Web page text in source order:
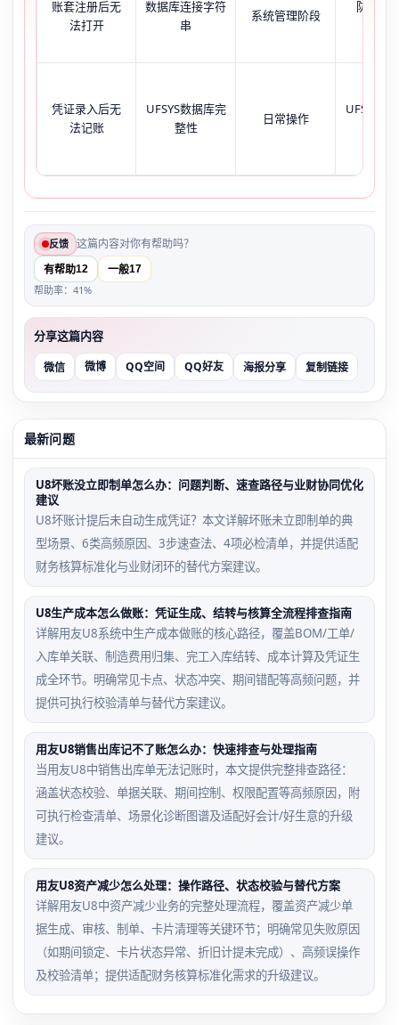
账套注册后无
法打开
数据库连接字符
串
系统管理阶段
防火墙
凭证录入后无
法记账
UFSYS数据库完
整性
日常操作
UFSYS库
反馈 这篇内容对你有帮助吗？
有帮助12 一般17
帮助率：41%
分享这篇内容
微信 微博 QQ空间 QQ好友 海报分享 复制链接
最新问题
U8坏账没立即制单怎么办：问题判断、速查路径与业财协同优化
建议
U8坏账计提后未自动生成凭证？本文详解坏账未立即制单的典
型场景、6类高频原因、3步速查法、4项必检清单，并提供适配
财务核算标准化与业财闭环的替代方案建议。
U8生产成本怎么做账：凭证生成、结转与核算全流程排查指南
详解用友U8系统中生产成本做账的核心路径，覆盖BOM/工单/
入库单关联、制造费用归集、完工入库结转、成本计算及凭证生
成全环节。明确常见卡点、状态冲突、期间错配等高频问题，并
提供可执行校验清单与替代方案建议。
用友U8销售出库记不了账怎么办：快速排查与处理指南
当用友U8中销售出库单无法记账时，本文提供完整排查路径：
涵盖状态校验、单据关联、期间控制、权限配置等高频原因，附
可执行检查清单、场景化诊断图谱及适配好会计/好生意的升级
建议。
用友U8资产减少怎么处理：操作路径、状态校验与替代方案
详解用友U8中资产减少业务的完整处理流程，覆盖资产减少单
据生成、审核、制单、卡片清理等关键环节；明确常见失败原因
（如期间锁定、卡片状态异常、折旧计提未完成）、高频误操作
及校验清单；提供适配财务核算标准化需求的升级建议。